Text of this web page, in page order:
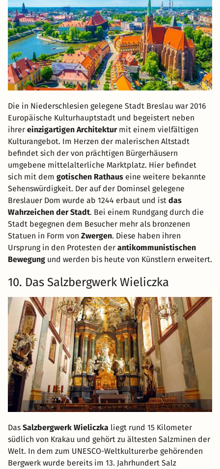
Die in Niederschlesien gelegene Stadt Breslau war 2016
Europäische Kulturhauptstadt und begeistert neben
ihrer einzigartigen Architekturmit einem vielfältigen
Kulturangebot. Im Herzen der malerischen Altstadt
befindet sich der von prächtigen Bürgerhäusern
umgebene mittelalterliche Marktplatz. Hier befindet
sich mit dem gotischen Rathaus eine weitere bekannte
Sehenswürdigkeit. Der auf der Dominsel gelegene
Breslauer Dom wurde ab 1244 erbaut und ist das
Wahrzeichen der Stadt. Bei einem Rundgang durch die
Stadt begegnen dem Besucher mehr als bronzenen
Statuen in Form von Zwergen. Diese haben ihren
Ursprung in den Protesten der antikommunistischen
Bewegung und werden bis heute von Künstlern erweitert.
10. Das Salzbergwerk Wieliczka
Das Salzbergwerk Wieliczka liegt rund 15 Kilometer
südlich von Krakau und gehört zu ältesten Salzminen der
Welt. In dem zum UNESCO-Weltkulturerbe gehörenden
Bergwerk wurde bereits im 13. Jahrhundert Salz